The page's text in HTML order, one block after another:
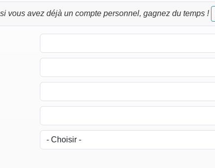
si vous avez déjà un compte personnel, gagnez du temps !